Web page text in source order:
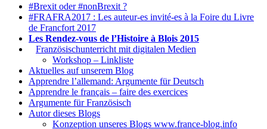
#Brexit oder #nonBrexit ?
#FRAFRA2017 : Les auteur-es invité-es à la Foire du Livre
de Francfort 2017
Les Rendez-vous de l’Histoire à Blois 2015
Französischunterricht mit digitalen Medien
Workshop – Linkliste
Aktuelles auf unserem Blog
Apprendre l’allemand: Argumente für Deutsch
Apprendre le français – faire des exercices
Argumente für Französisch
Autor dieses Blogs
Konzeption unseres Blogs www.france-blog.info